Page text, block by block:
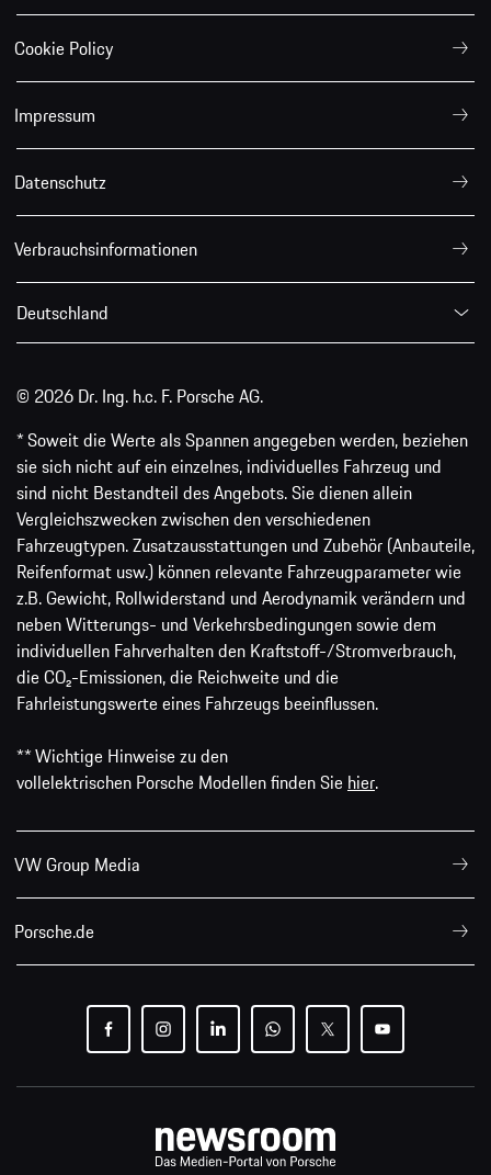
Cookie Policy
Impressum
Datenschutz
Verbrauchsinformationen
Deutschland
© 2026 Dr. Ing. h.c. F. Porsche AG.
* Soweit die Werte als Spannen angegeben werden, beziehen
sie sich nicht auf ein einzelnes, individuelles Fahrzeug und
sind nicht Bestandteil des Angebots. Sie dienen allein
Vergleichszwecken zwischen den verschiedenen
Fahrzeugtypen. Zusatzausstattungen und Zubehör (Anbauteile,
Reifenformat usw.) können relevante Fahrzeugparameter wie
z.B. Gewicht, Rollwiderstand und Aerodynamik verändern und
neben Witterungs- und Verkehrsbedingungen sowie dem
individuellen Fahrverhalten den Kraftstoff-/Stromverbrauch,
die CO₂-Emissionen, die Reichweite und die
Fahrleistungswerte eines Fahrzeugs beeinflussen.
** Wichtige Hinweise zu den
vollelektrischen Porsche Modellen finden Sie hier.
VW Group Media
Porsche.de